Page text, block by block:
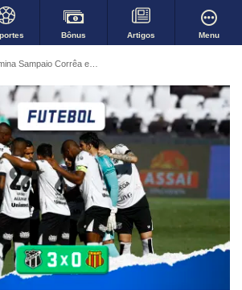
Bônus Artigos Menu
e chega nas semifinais da Copa do Nordeste